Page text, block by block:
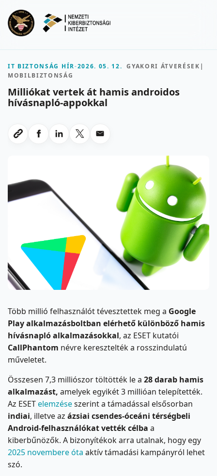
IT BIZTONSÁG HÍR-2026. 05. 12. GYAKORI ÁTVERÉSEK |
MOBILBIZTONSÁG
Milliókat vertek át hamis androidos
hívásnapló-appokkal
Link masolasa
Megosztas Facebookon
Megosztas LinkedInen
Megosztas X-en
Megosztas emailben
Több millió felhasználót tévesztettek meg a Google
Play alkalmazásboltban elérhető különböző hamis
hívásnapló alkalmazásokkal, az ESET kutatói
CallPhantom névre keresztelték a rosszindulatú
műveletet.
Összesen 7,3 milliószor töltötték le a 28 darab hamis
alkalmazást, amelyek egyikét 3 millióan telepítették.
Az ESETelemzéseszerint a támadással elsősorban
indiai, illetve az ázsiai csendes-óceáni térségbeli
Android-felhasználókat vették célba a
kiberbűnözők. A bizonyítékok arra utalnak, hogy egy
2025 novembere óta aktív támadási kampányról lehet
szó.